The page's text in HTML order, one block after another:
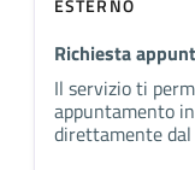
ESTERNO
Richiesta
Il servizio ti
appuntamento
direttamente